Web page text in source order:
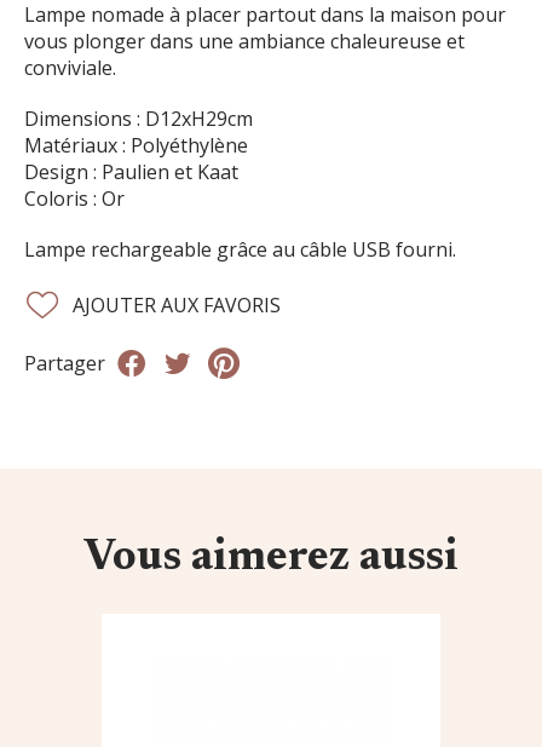
Lampe nomade à placer partout dans la maison pour
vous plonger dans une ambiance chaleureuse et
conviviale.
Dimensions : D12xH29cm
Matériaux : Polyéthylène
Design : Paulien et Kaat
Coloris : Or
Lampe rechargeable grâce au câble USB fourni.
AJOUTER AUX FAVORIS
Partager
Vous aimerez aussi